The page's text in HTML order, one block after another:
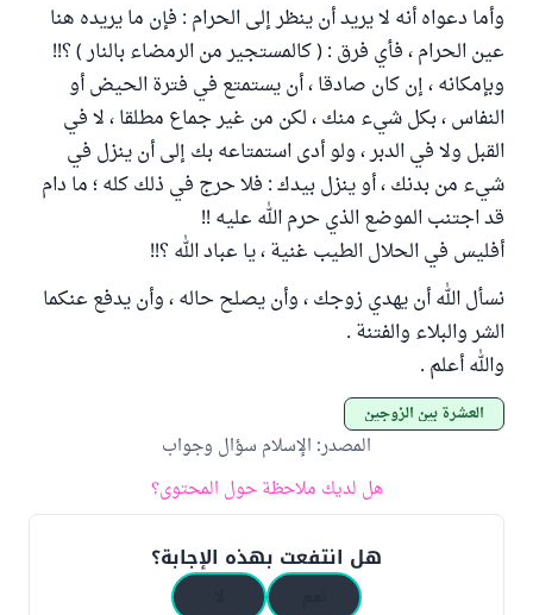
وأما دعواه أنه لا يريد أن ينظر إلى الحرام : فإن ما يريده هنا
عين الحرام ، فأي فرق : ( كالمستجير من الرمضاء بالنار ) ؟!!
وبإمكانه ، إن كان صادقا ، أن يستمتع في فترة الحيض أو
النفاس ، بكل شيء منك ، لكن من غير جماع مطلقا ، لا في
القبل ولا في الدبر ، ولو أدى استمتاعه بك إلى أن ينزل في
شيء من بدنك ، أو ينزل بيدك : فلا حرج في ذلك كله ؛ ما دام
قد اجتنب الموضع الذي حرم الله عليه !!
أفليس في الحلال الطيب غنية ، يا عباد الله ؟!!
نسأل الله أن يهدي زوجك ، وأن يصلح حاله ، وأن يدفع عنكما
الشر والبلاء والفتنة .
والله أعلم .
العشرة بين الزوجين
المصدر: الإسلام سؤال وجواب
هل لديك ملاحظة حول المحتوى؟
هل انتفعت بهذه الإجابة؟